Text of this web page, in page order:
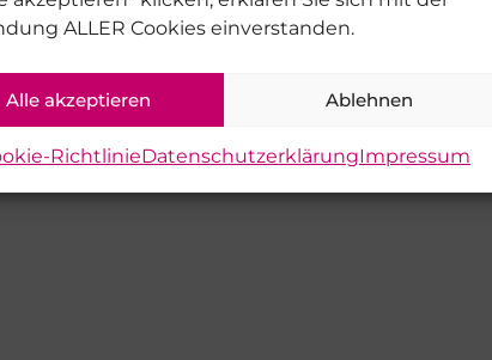
ALLER Cookies einverstanden.
Alle akzeptieren Ablehnen
RichtlinieDatenschutzerklärungImpressum
Melden Sie sich für unseren Newsletter
Neuigkeiten.
Geben Sie ihre Email Adresse ein